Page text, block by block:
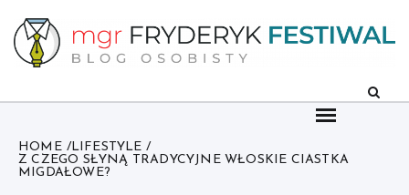
content
HOME
LIFESTYLE
Z CZEGO SŁYNĄ TRADYCYJNE WŁOSKIE CIASTKA
MIGDAŁOWE?